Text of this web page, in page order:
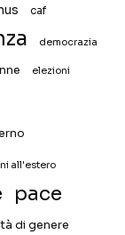
caf
democrazia
elezioni
all'estero
pace
di genere